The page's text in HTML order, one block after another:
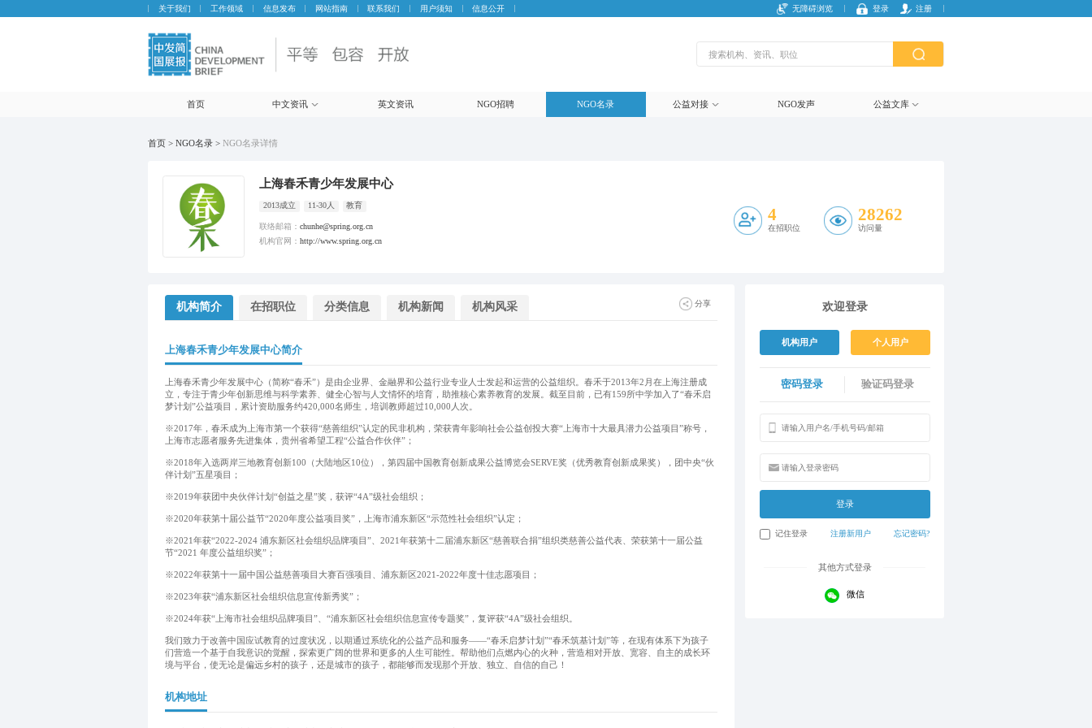
关于我们 工作领域 信息发布 网站指南 联系我们 用户须知 信息公开 无障碍浏览 登录 注册
首页 中文资讯 英文资讯 NGO招聘 NGO名录 公益对接 NGO发声 公益文库
首页 > NGO名录 > NGO名录详情
上海春禾青少年发展中心
2013成立 11-30人 教育
联络邮箱：chunhe@spring.org.cn
机构官网：http://www.spring.org.cn
4
在招职位
28262
访问量
机构简介 在招职位 分类信息 机构新闻 机构风采 分享
复制链接
上海春禾青少年发展中心简介
上海春禾青少年发展中心（简称“春禾”）是由企业界、金融界和公益行业专业人士发起和运营的公益组织。春禾于2013年2月在上海注册成
立，专注于青少年创新思维与科学素养、健全心智与人文情怀的培育，助推核心素养教育的发展。截至目前，已有159所中学加入了“春禾启
梦计划”公益项目，累计资助服务约420,000名师生，培训教师超过10,000人次。
※2017年，春禾成为上海市第一个获得“慈善组织”认定的民非机构，荣获青年影响社会公益创投大赛“上海市十大最具潜力公益项目”称号，
上海市志愿者服务先进集体，贵州省希望工程“公益合作伙伴”；
※2018年入选两岸三地教育创新100（大陆地区10位），第四届中国教育创新成果公益博览会SERVE奖（优秀教育创新成果奖），团中央“伙
伴计划”五星项目；
※2019年获团中央伙伴计划“创益之星”奖，获评“4A”级社会组织；
※2020年获第十届公益节“2020年度公益项目奖”，上海市浦东新区“示范性社会组织”认定；
※2021年获“2022-2024 浦东新区社会组织品牌项目”、2021年获第十二届浦东新区“慈善联合捐”组织类慈善公益代表、荣获第十一届公益
节“2021 年度公益组织奖”；
※2022年获第十一届中国公益慈善项目大赛百强项目、浦东新区2021-2022年度十佳志愿项目；
※2023年获“浦东新区社会组织信息宣传新秀奖”；
※2024年获“上海市社会组织品牌项目”、“浦东新区社会组织信息宣传专题奖”，复评获“4A”级社会组织。
我们致力于改善中国应试教育的过度状况，以期通过系统化的公益产品和服务——“春禾启梦计划”“春禾筑基计划”等，在现有体系下为孩子
们营造一个基于自我意识的觉醒，探索更广阔的世界和更多的人生可能性。帮助他们点燃内心的火种，营造相对开放、宽容、自主的成长环
境与平台，使无论是偏远乡村的孩子，还是城市的孩子，都能够而发现那个开放、独立、自信的自己！
机构地址
欢迎登录
机构用户 个人用户
密码登录 验证码登录
登录
记住登录 注册新用户 忘记密码?
其他方式登录
微信